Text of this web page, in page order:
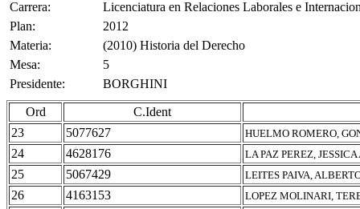
Carrera:
Licenciatura en Relaciones Laborales e
Plan:
2012
Materia:
(2010) Historia del Derecho
Mesa:
5
Presidente:
BORGHINI
Ord
C.Ident
23
5077627 HUELMO ROMERO,
24 4628176 LA PAZ PEREZ,
25 5067429 LEITES PAIVA,
26 4163153 LOPEZ MOLINARI,